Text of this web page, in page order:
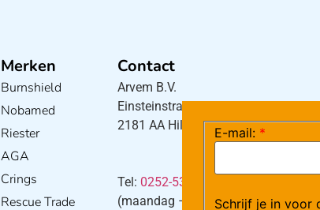
Merken
Burnshield
Nobamed
Riester
AGA
Crings
Rescue Trade
Contact
Arvem B.V.
Einsteinstraat 5
2181 AA Hillegom
Tel: 0252-533256
(maandag – donderdag 08:30-
E-mail: *
Schrijf je in voor